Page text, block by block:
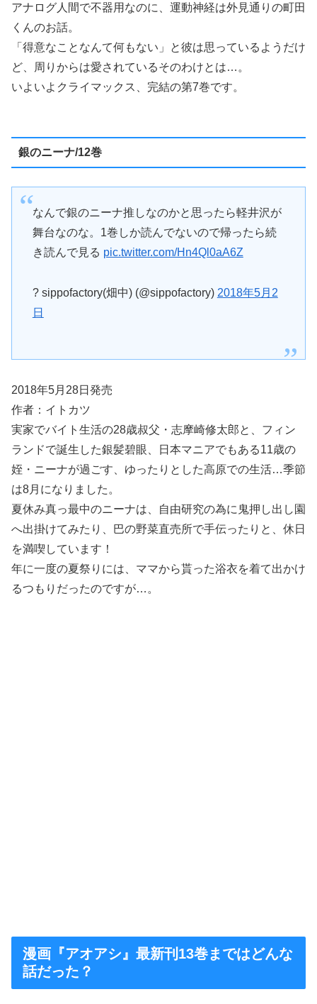
アナログ人間で不器用なのに、運動神経は外見通りの町田
くんのお話。
「得意なことなんて何もない」と彼は思っているようだけ
ど、周りからは愛されているそのわけとは…。
いよいよクライマックス、完結の第7巻です。
銀のニーナ/12巻
なんで銀のニーナ推しなのかと思ったら軽井沢が
舞台なのな。1巻しか読んでないので帰ったら続
き読んで見る pic.twitter.com/Hn4Ql0aA6Z
? sippofactory(畑中) (@sippofactory) 2018年5月2
日
2018年5月28日発売
作者：イトカツ
実家でバイト生活の28歳叔父・志摩崎修太郎と、フィン
ランドで誕生した銀髪碧眼、日本マニアでもある11歳の
姪・ニーナが過ごす、ゆったりとした高原での生活…季節
は8月になりました。
夏休み真っ最中のニーナは、自由研究の為に鬼押し出し園
へ出掛けてみたり、巴の野菜直売所で手伝ったりと、休日
を満喫しています！
年に一度の夏祭りには、ママから貰った浴衣を着て出かけ
るつもりだったのですが…。
漫画『アオアシ』最新刊13巻まではどんな
話だった？